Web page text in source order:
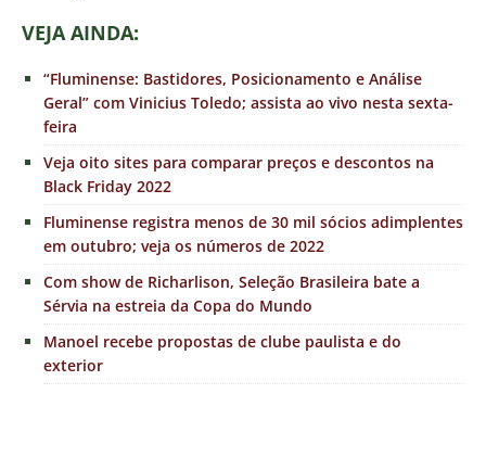
VEJA AINDA:
“Fluminense: Bastidores, Posicionamento e Análise
Geral” com Vinicius Toledo; assista ao vivo nesta sexta-
feira
Veja oito sites para comparar preços e descontos na
Black Friday 2022
Fluminense registra menos de 30 mil sócios adimplentes
em outubro; veja os números de 2022
Com show de Richarlison, Seleção Brasileira bate a
Sérvia na estreia da Copa do Mundo
Manoel recebe propostas de clube paulista e do
exterior